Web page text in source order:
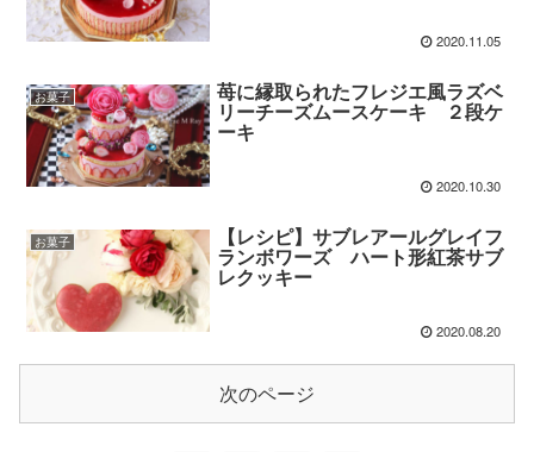
2020.11.05
お菓子 苺に縁取られたフレジエ風ラズベ
リーチーズムースケーキ ２段ケ
ーキ
2020.10.30
お菓子 【レシピ】サブレアールグレイフ
ランボワーズ ハート形紅茶サブ
レクッキー
2020.08.20
次のページ